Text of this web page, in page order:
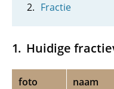
Fractie
Huidige
foto
naam